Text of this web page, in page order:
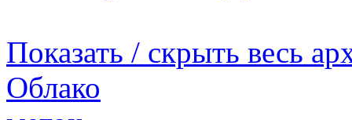
Показать / скрыть весь
Облако